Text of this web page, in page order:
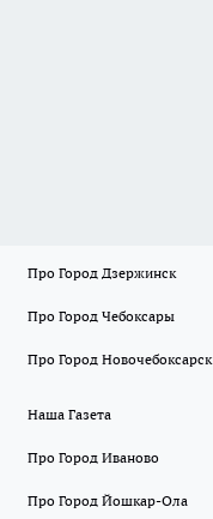
Про Город Дзержинск
Про Город Чебоксары
Про Город Новочебоксарск
Наша Газета
Про Город Иваново
Про Город Йошкар-Ола